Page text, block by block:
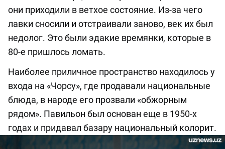
они приходили в ветхое состояние. Из-за чего
лавки сносили и отстраивали заново, век их был
недолог. Это были эдакие времянки, которые в
80-е пришлось ломать.
Наиболее приличное пространство находилось у
входа на «Чорсу», где продавали национальные
блюда, в народе его прозвали «обжорным
рядом». Павильон был основан еще в 1950-х
годах и придавал базару национальный колорит.